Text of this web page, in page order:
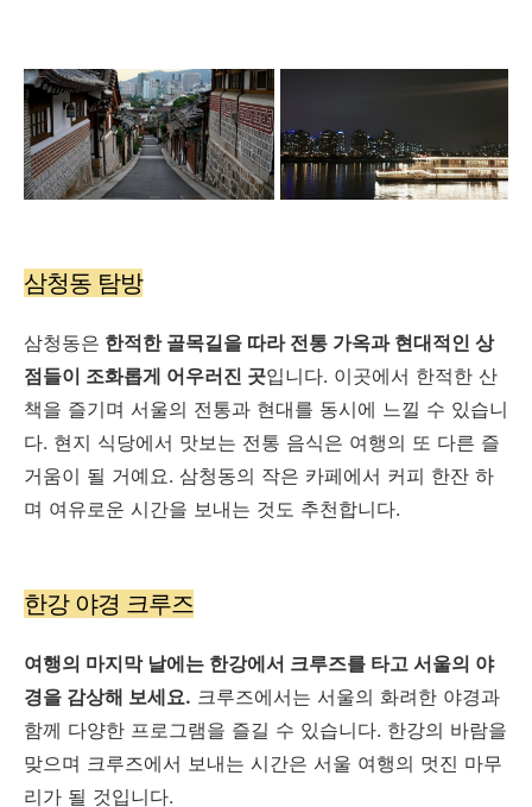
삼청동 탐방
삼청동은 한적한 골목길을 따라 전통 가옥과 현대적인 상
점들이 조화롭게 어우러진 곳입니다. 이곳에서 한적한 산
책을 즐기며 서울의 전통과 현대를 동시에 느낄 수 있습니
다. 현지 식당에서 맛보는 전통 음식은 여행의 또 다른 즐
거움이 될 거예요. 삼청동의 작은 카페에서 커피 한잔 하
며 여유로운 시간을 보내는 것도 추천합니다.
한강 야경 크루즈
여행의 마지막 날에는 한강에서 크루즈를 타고 서울의 야
경을 감상해 보세요. 크루즈에서는 서울의 화려한 야경과
함께 다양한 프로그램을 즐길 수 있습니다. 한강의 바람을
맞으며 크루즈에서 보내는 시간은 서울 여행의 멋진 마무
리가 될 것입니다.